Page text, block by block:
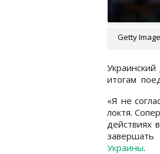
Getty
итогам
«Я не
локтя.
действиях
Украины.